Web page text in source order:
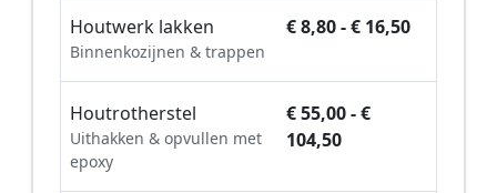
Houtwerk lakken
Binnenkozijnen & trappen
€ 8,80 - € 16,50
Houtrotherstel
Uithakken & opvullen met
epoxy
€ 55,00 - €
104,50